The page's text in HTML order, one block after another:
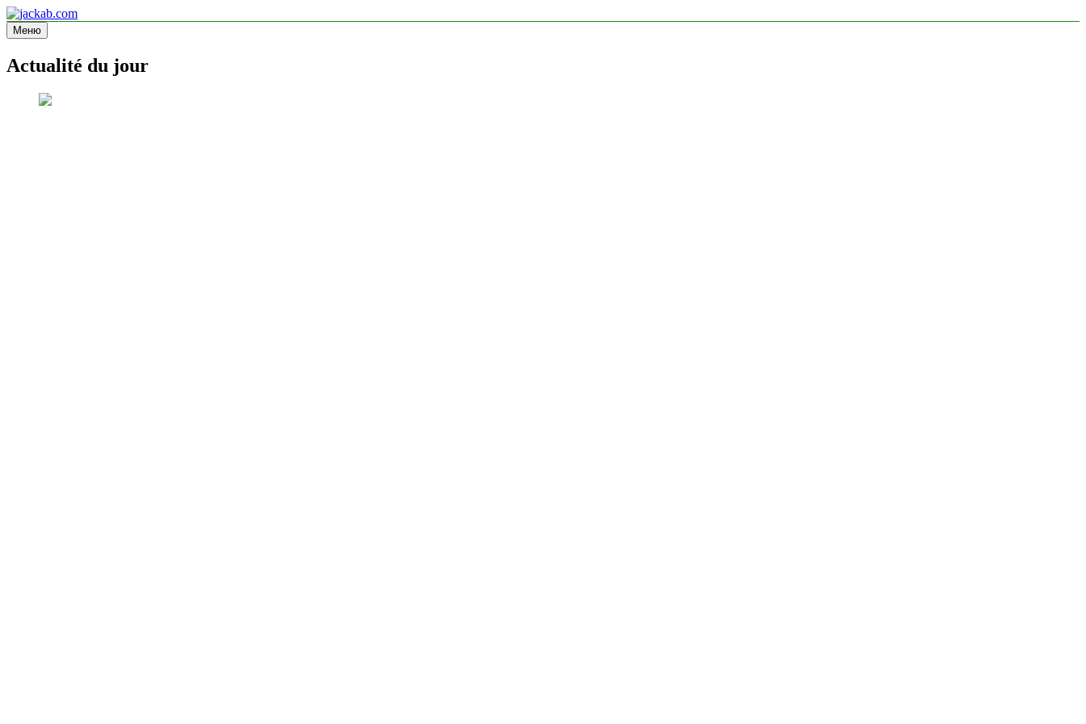
Перейти
к
содержимому
jackab.com
Site d'information
Меню
Actualité du jour